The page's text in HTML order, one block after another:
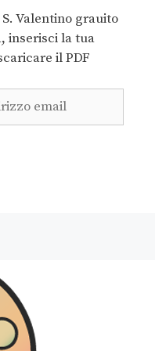
Valentino grauito
inserisci la tua
il PDF